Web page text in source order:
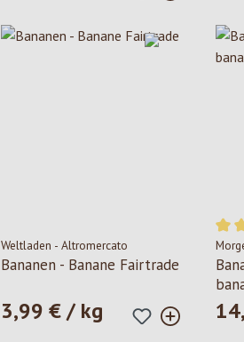
Weltladen - Altromercato
Bananen - Banane Fairtrade
Prezzo normale:
3,99 € / kg